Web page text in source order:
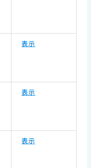
表示
表示
表示